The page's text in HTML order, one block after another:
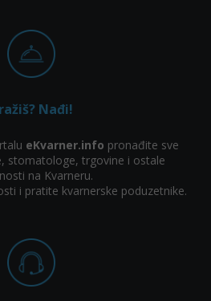
Nađi!
eKvarner.info pronađite sve
stomatologe, trgovine i ostale
na Kvarneru.
i pratite kvarnerske poduzetnike.